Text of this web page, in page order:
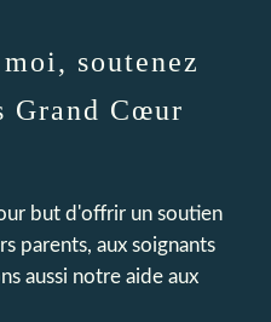
soutenez
Grand Cœur
but d'offrir un soutien
parents, aux soignants
aussi notre aide aux